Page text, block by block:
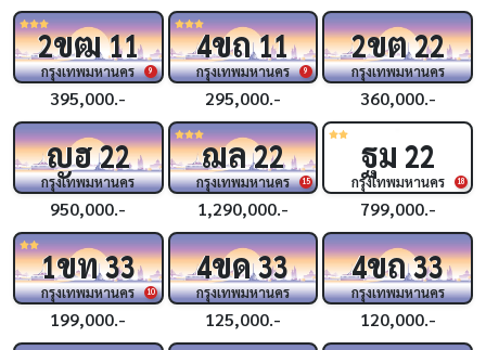
9
2ขฒ11
กรุงเทพมหานคร
395,000.-
9
4ขถ11
กรุงเทพมหานคร
295,000.-
2ขต22
กรุงเทพมหานคร
360,000.-
ญฮ22
กรุงเทพมหานคร
950,000.-
15
ฌล22
กรุงเทพมหานคร
1,290,000.-
18
ฐม 22
กรุงเทพมหานคร
799,000.-
10
1ขท33
กรุงเทพมหานคร
199,000.-
4ขด33
กรุงเทพมหานคร
125,000.-
4ขถ33
กรุงเทพมหานคร
120,000.-